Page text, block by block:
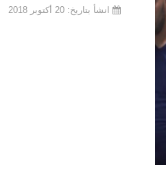
انشأ بتاريخ: 20 أكتوبر 2018